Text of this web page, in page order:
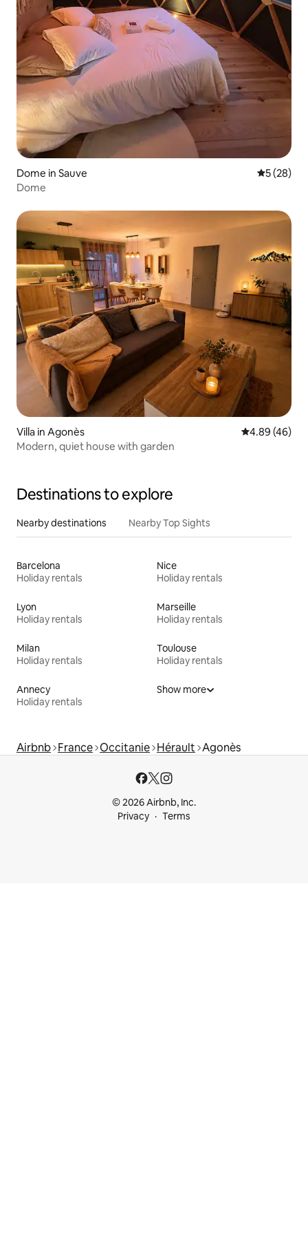
Dome in Sauve 5 out of 5
5 (28)
Dome
Villa in Agonès 4.89 out of 5
4.89 (46)
Modern, quiet house with garden
Destinations to explore
Nearby destinations Nearby Top Sights
Barcelona
Holiday rentals
Nice
Holiday rentals
Lyon
Holiday rentals
Marseille
Holiday rentals
Milan
Holiday rentals
Toulouse
Holiday rentals
Annecy
Holiday rentals
Show more
Airbnb France Occitanie Hérault Agonès
© 2026 Airbnb, Inc.
Privacy
Terms